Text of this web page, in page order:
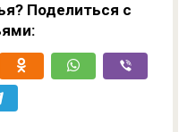
Поделиться с